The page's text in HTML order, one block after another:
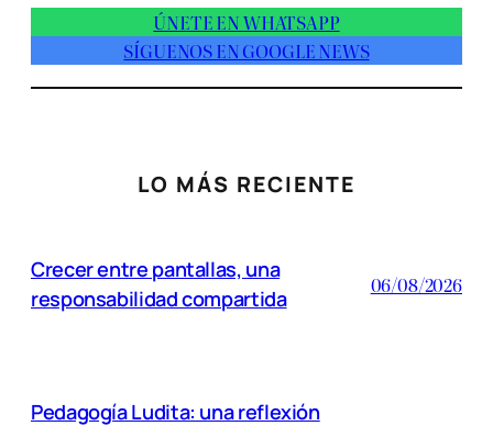
ÚNETE EN WHATSAPP
SÍGUENOS EN GOOGLE NEWS
LO MÁS RECIENTE
Crecer entre pantallas, una
responsabilidad compartida
06/08/2026
Pedagogía Ludita: una reflexión